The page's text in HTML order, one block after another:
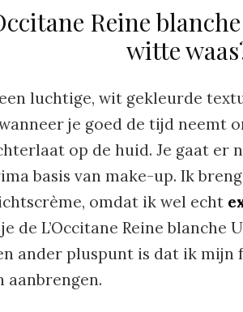
Reine
witte
luchtige, wit gekleurde
je goed de tijd neemt
op de huid. Je gaat er
basis van make-up. Ik
omdat ik wel echt
de L’Occitane Reine blanche
ander pluspunt is dat ik
aanbrengen.